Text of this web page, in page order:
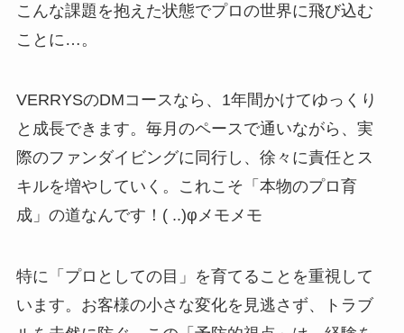
こんな課題を抱えた状態でプロの世界に飛び込む
ことに…。
VERRYSのDMコースなら、1年間かけてゆっくり
と成長できます。毎月のペースで通いながら、実
際のファンダイビングに同行し、徐々に責任とス
キルを増やしていく。これこそ「本物のプロ育
成」の道なんです！( ..)φメモメモ
特に「プロとしての目」を育てることを重視して
います。お客様の小さな変化を見逃さず、トラブ